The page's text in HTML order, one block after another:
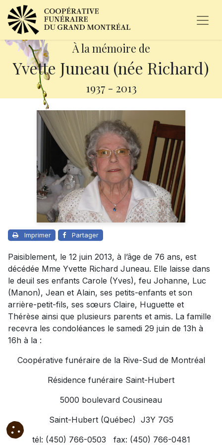
À la mémoire de
Yvette Juneau (née Richard)
1937 - 2013
Imprimer Partager
Paisiblement, le 12 juin 2013, à l’âge de 76 ans, est
décédée Mme Yvette Richard Juneau. Elle laisse dans
le deuil ses enfants Carole (Yves), feu Johanne, Luc
(Manon), Jean et Alain, ses petits-enfants et son
arrière-petit-fils, ses sœurs Claire, Huguette et
Thérèse ainsi que plusieurs parents et amis. La famille
recevra les condoléances le samedi 29 juin de 13h à
16h à la :
Coopérative funéraire de la Rive-Sud de Montréal
Résidence funéraire Saint-Hubert
5000 boulevard Cousineau
Saint-Hubert (Québec) J3Y 7G5
tél: (450) 766-0503 fax: (450) 766-0481